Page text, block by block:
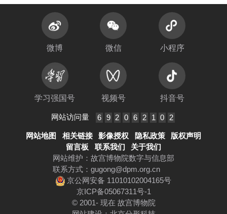
微博 微信 小程序
学习强国号 视频号 抖音号
网站访问量 6 9 2 0 6 2 1 0 2
网站地图 相关链接 影像授权 隐私政策
版权声明
留言板
联系我们
关于我们
网站维护：故宫博物院数字与信息部
联系方式： gugong@dpm.org.cn
京公网安备 11010102004165号
京ICP备05067311号-1
© 2001- 现在 故宫博物院